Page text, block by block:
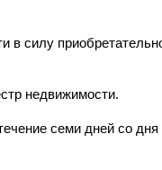
в силу
недвижимости.
семи дней со дня